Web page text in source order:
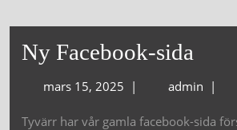
Ny Facebook-sida
mars 15, 2025 | admin |
Tyvärr har vår gamla facebook-sida